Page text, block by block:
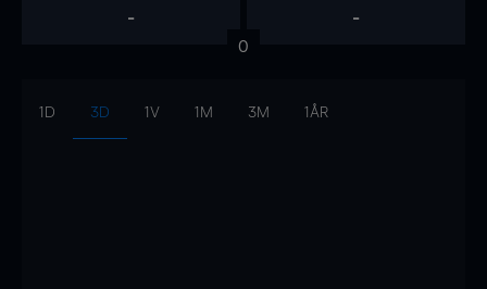
- -
0
1D 3D 1V 1M 3M 1ÅR